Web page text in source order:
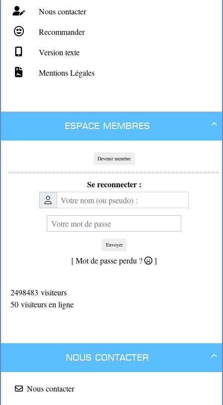
Nous contacter
Recommander
Version texte
Mentions Légales

Espace membres
Devenir membre
Se reconnecter :
Envoyer
[ Mot de passe perdu ? ]
2498483 visiteurs
50 visiteurs en ligne

Nous contacter
Nous contacter